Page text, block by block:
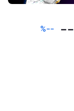
--
--
%